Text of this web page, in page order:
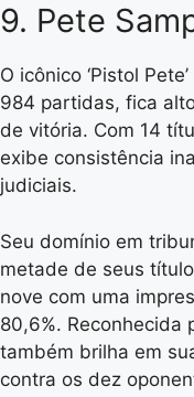
9. Pete
O icônico ‘Pistol
984 partidas, fica
de vitória. Com 14
exibe consistência
judiciais.
Seu domínio em
metade de seus
nove com uma
80,6%. Reconhecida
também brilha em
contra os dez